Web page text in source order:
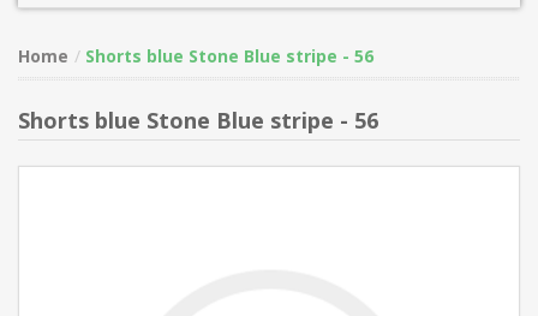
Home Shorts blue Stone Blue stripe - 56
Shorts blue Stone Blue stripe - 56